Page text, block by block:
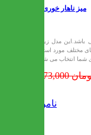
میز ناهار خوری استلا
مدل زیبا در
مختلف مورد استفاده
تومان
ناموجود